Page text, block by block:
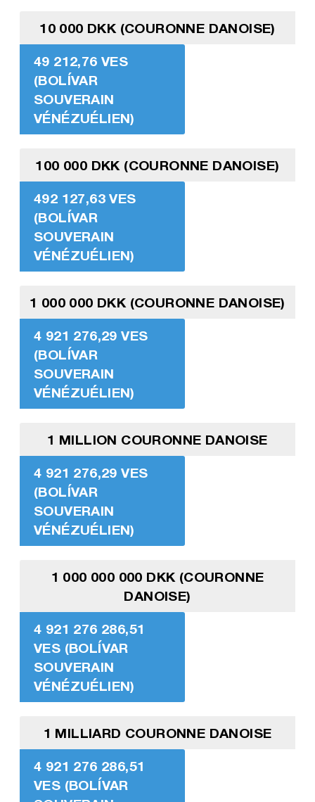
10 000 DKK (COURONNE DANOISE)
49 212,76 VES
(BOLÍVAR
SOUVERAIN
VÉNÉZUÉLIEN)
100 000 DKK (COURONNE DANOISE)
492 127,63 VES
(BOLÍVAR
SOUVERAIN
VÉNÉZUÉLIEN)
1 000 000 DKK (COURONNE DANOISE)
4 921 276,29 VES
(BOLÍVAR
SOUVERAIN
VÉNÉZUÉLIEN)
1 MILLION COURONNE DANOISE
4 921 276,29 VES
(BOLÍVAR
SOUVERAIN
VÉNÉZUÉLIEN)
1 000 000 000 DKK (COURONNE
DANOISE)
4 921 276 286,51
VES (BOLÍVAR
SOUVERAIN
VÉNÉZUÉLIEN)
1 MILLIARD COURONNE DANOISE
4 921 276 286,51
VES (BOLÍVAR